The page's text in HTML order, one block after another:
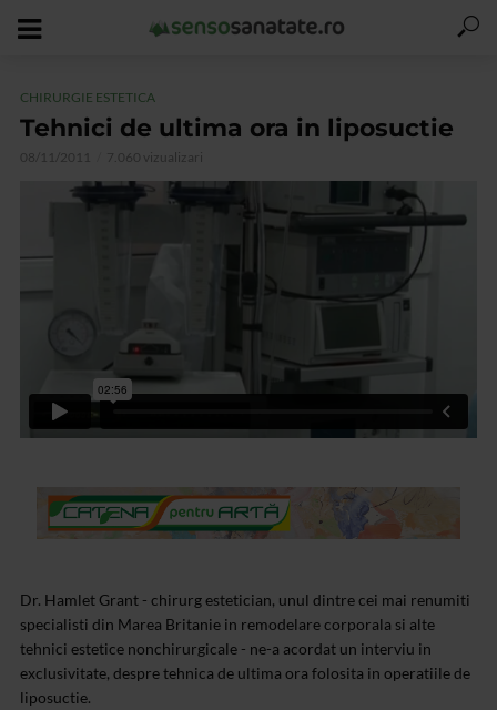
CHIRURGIE ESTETICA
Tehnici de ultima ora in liposuctie
08/11/2011 7.060 vizualizari
Dr. Hamlet Grant - chirurg estetician, unul dintre cei mai renumiti
specialisti din Marea Britanie in remodelare corporala si alte
tehnici estetice nonchirurgicale - ne-a acordat un interviu in
exclusivitate, despre tehnica de ultima ora folosita in operatiile de
liposuctie.